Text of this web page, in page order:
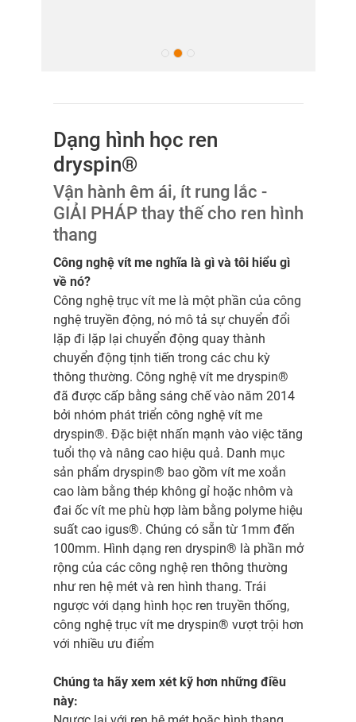
Dạng hình học ren
dryspin®
Vận hành êm ái, ít rung lắc -
GIẢI PHÁP thay thế cho ren hình
thang
Công nghệ vít me nghĩa là gì và tôi hiểu gì
về nó?
Công nghệ trục vít me là một phần của công
nghệ truyền động, nó mô tả sự chuyển đổi
lặp đi lặp lại chuyển động quay thành
chuyển động tịnh tiến trong các chu kỳ
thông thường. Công nghệ vít me dryspin®
đã được cấp bằng sáng chế vào năm 2014
bởi nhóm phát triển công nghệ vít me
dryspin®. Đặc biệt nhấn mạnh vào việc tăng
tuổi thọ và nâng cao hiệu quả. Danh mục
sản phẩm dryspin® bao gồm vít me xoắn
cao làm bằng thép không gỉ hoặc nhôm và
đai ốc vít me phù hợp làm bằng polyme hiệu
suất cao igus®. Chúng có sẵn từ 1mm đến
100mm. Hình dạng ren dryspin® là phần mở
rộng của các công nghệ ren thông thường
như ren hệ mét và ren hình thang. Trái
ngược với dạng hình học ren truyền thống,
công nghệ trục vít me dryspin® vượt trội hơn
với nhiều ưu điểm
Chúng ta hãy xem xét kỹ hơn những điều
này: